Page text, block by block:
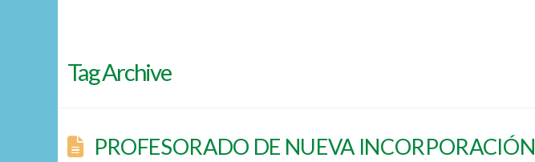
Tag Archive
PROFESORADO DE NUEVA INCORPORACIÓN